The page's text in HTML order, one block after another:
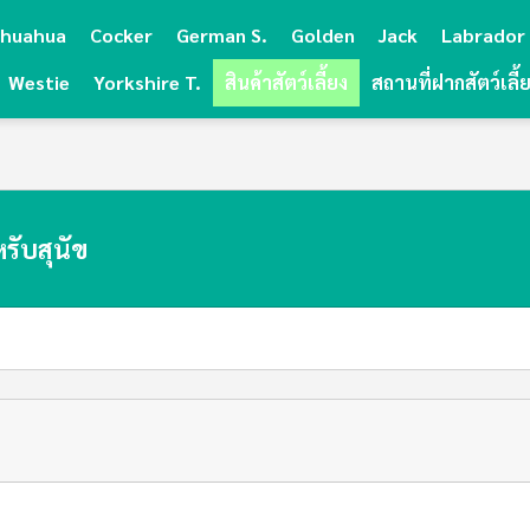
Cocker German S. Golden Jack Labrador
Westie Yorkshire T. สินค้าสัตว์เลี้ยง สถานที่ฝากสัตว์เลี้
รับสุนัข